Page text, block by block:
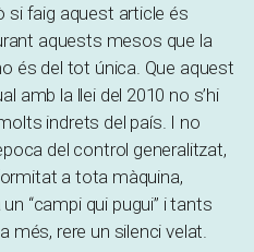
si faig aquest article és
aquests mesos que la
és del tot única. Que aquest
amb la llei del 2010 no s’hi
indrets del país. I no
del control generalitzat,
a tota màquina,
“campi qui pugui” i tants
rere un silenci velat.